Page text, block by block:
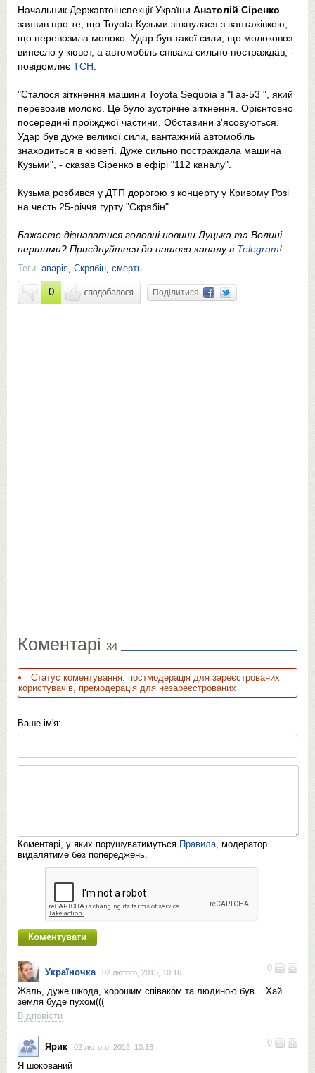
Начальник Державтоінспекції України Анатолій Сіренко
заявив про те, що Toyota Кузьми зіткнулася з вантажівкою,
що перевозила молоко. Удар був такої сили, що молоковоз
винесло у кювет, а автомобіль співака сильно постраждав, -
повідомляє ТСН
"Сталося зіткнення машини Toyota Sequoia з "Газ-53 ", який
перевозив молоко. Це було зустрічне зіткнення. Орієнтовно
посередині проїжджої частини. Обставини з'ясовуються.
Удар був дуже великої сили, вантажний автомобіль
знаходиться в кюветі. Дуже сильно постраждала машина
Кузьми", - сказав Сіренко в ефірі "112 каналу".
Кузьма розбився у ДТП дорогою з концерту у Кривому Розі
на честь 25-річчя гурту "Скрябін".
Бажаєте дізнаватися головні новини Луцька та Волині
першими? Приєднуйтеся до нашого каналу в Telegram!
Теги: аварія, Скрябін, смерть
0 Поділитися
Коментарі 34
Статус коментування: постмодерація для зареєстрованих
користувачів, премодерація для незареєстрованих
Ваше ім'я:
Коментарі, у яких порушуватимуться Правила, модератор
видалятиме без попереджень.
0
Україночка 02 лютого, 2015, 10:16
Жаль, дуже шкода, хорошим співаком та людиною був... Хай
земля буде пухом(((
Відповісти
0
Ярик 02 лютого, 2015, 10:18
Я шокований